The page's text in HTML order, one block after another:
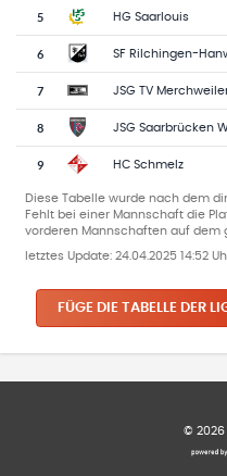
5 HG Saarlouis
6 SF Rilchingen-
7
8 JSG Saarbrücken
9 HC Schmelz
Diese Tabelle wurde nach dem
Fehlt bei einer Mannschaft die
vorderen Mannschaften auf dem
letztes Update: 24.04.2025 14:52
FÜGE DIE TABELLE DER
© 2026